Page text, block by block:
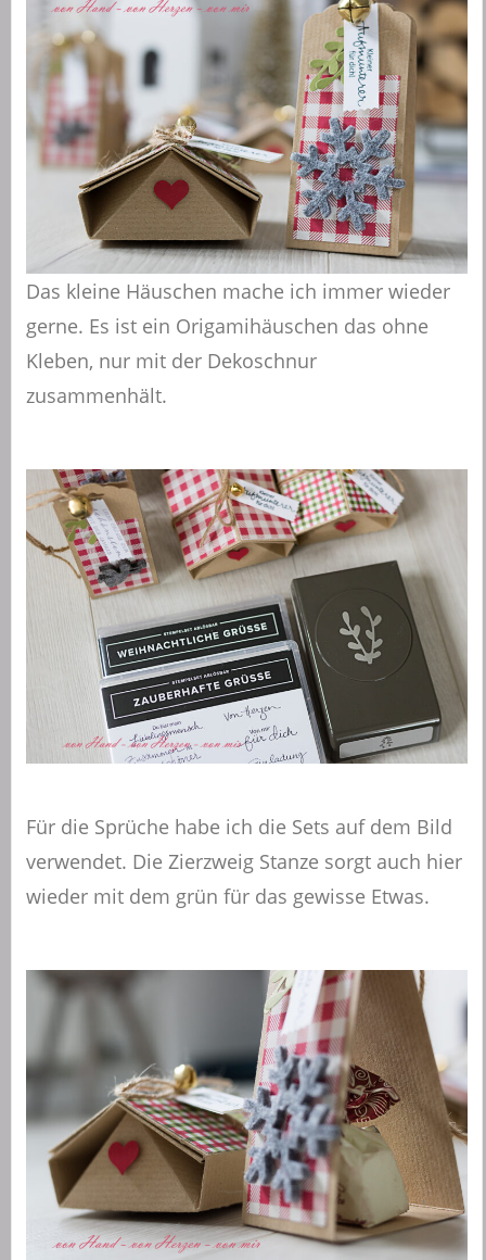
Das kleine Häuschen mache ich immer wieder
gerne. Es ist ein Origamihäuschen das ohne
Kleben, nur mit der Dekoschnur
zusammenhält.
Für die Sprüche habe ich die Sets auf dem Bild
verwendet. Die Zierzweig Stanze sorgt auch hier
wieder mit dem grün für das gewisse Etwas.